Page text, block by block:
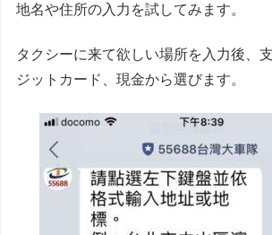
地名や住所の入力を試してみます。
タクシーに来て欲しい場所を入力後、
ジットカード、現金から選びます。